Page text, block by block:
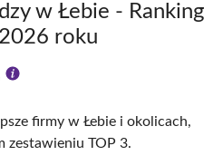
w Łebie - Ranking
roku
firmy w Łebie i okolicach,
zestawieniu TOP 3.